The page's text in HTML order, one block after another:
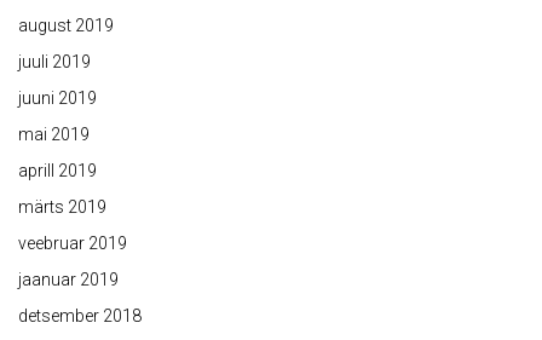
august 2019
juuli 2019
juuni 2019
mai 2019
aprill 2019
märts 2019
veebruar 2019
jaanuar 2019
detsember 2018